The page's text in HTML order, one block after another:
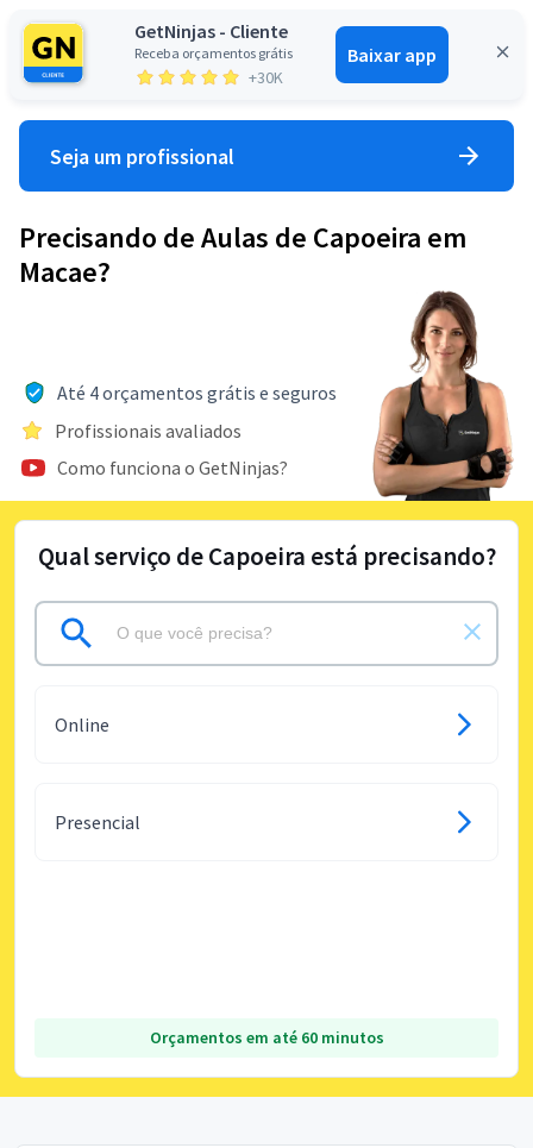
GetNinjas - Cliente
Receba orçamentos grátis
+30K
Baixar app
Entrar
Seja um profissional
Precisando de Aulas de Capoeira em
Macae?
Até 4 orçamentos grátis e seguros
Profissionais avaliados
Como funciona o GetNinjas?
Qual serviço de Capoeira está precisando?
Online
Presencial
Orçamentos em até 60 minutos